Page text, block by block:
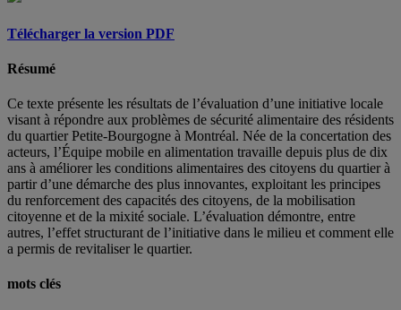
Télécharger la version PDF
Résumé
Ce texte présente les résultats de l’évaluation d’une initiative locale
visant à répondre aux problèmes de sécurité alimentaire des résidents
du quartier Petite-Bourgogne à Montréal. Née de la concertation des
acteurs, l’Équipe mobile en alimentation travaille depuis plus de dix
ans à améliorer les conditions alimentaires des citoyens du quartier à
partir d’une démarche des plus innovantes, exploitant les principes
du renforcement des capacités des citoyens, de la mobilisation
citoyenne et de la mixité sociale. L’évaluation démontre, entre
autres, l’effet structurant de l’initiative dans le milieu et comment elle
a permis de revitaliser le quartier.
mots clés